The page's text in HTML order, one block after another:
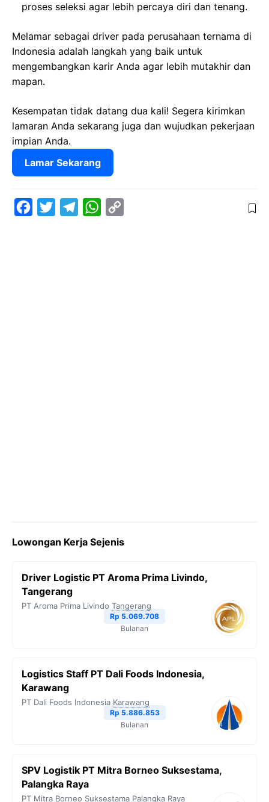
proses seleksi agar lebih percaya diri dan tenang.
Melamar sebagai driver pada perusahaan ternama di
Indonesia adalah langkah yang baik untuk
mengembangkan karir Anda agar lebih mutakhir dan
mapan.
Kesempatan tidak datang dua kali! Segera kirimkan
lamaran Anda sekarang juga dan wujudkan pekerjaan
impian Anda.
Lamar Sekarang
W
Lowongan Kerja Sejenis
Driver Logistic PT Aroma Prima Livindo,
Tangerang
PT Aroma Prima Livindo Tangerang
Rp 5.069.708
Bulanan
Logistics Staff PT Dali Foods Indonesia,
Karawang
PT Dali Foods Indonesia Karawang
Rp 5.886.853
Bulanan
SPV Logistik PT Mitra Borneo Suksestama,
Palangka Raya
PT Mitra Borneo Suksestama Palangka Raya